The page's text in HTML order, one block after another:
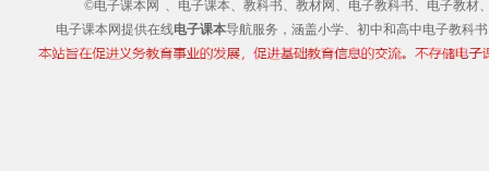
©电子课本网 、电子课本、教科书、教材网、电子教科书、电子教材
电子课本网提供在线电子课本导航服务，涵盖小学、初中和高中电子教科